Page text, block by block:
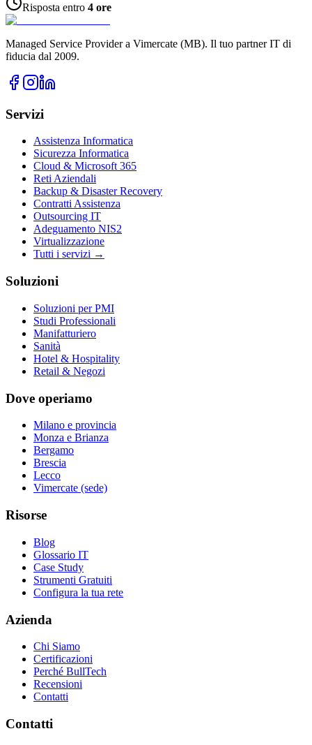
Risposta entro 4 ore
Managed Service Provider a Vimercate (MB). Il tuo partner IT di
fiducia dal 2009.
Servizi
Assistenza Informatica
Sicurezza Informatica
Cloud & Microsoft 365
Reti Aziendali
Backup & Disaster Recovery
Contratti Assistenza
Outsourcing IT
Adeguamento NIS2
Virtualizzazione
Tutti i servizi →
Soluzioni
Soluzioni per PMI
Studi Professionali
Manifatturiero
Sanità
Hotel & Hospitality
Retail & Negozi
Dove operiamo
Milano e provincia
Monza e Brianza
Bergamo
Brescia
Lecco
Vimercate (sede)
Risorse
Blog
Glossario IT
Case Study
Strumenti Gratuiti
Configura la tua rete
Azienda
Chi Siamo
Certificazioni
Perché BullTech
Recensioni
Contatti
Contatti